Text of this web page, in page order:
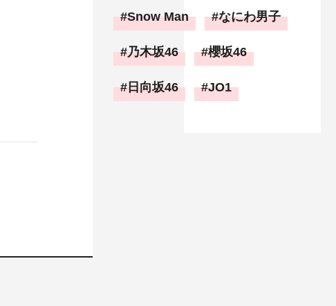
Snow Man なにわ男子
乃木坂46 櫻坂46
日向坂46 JO1